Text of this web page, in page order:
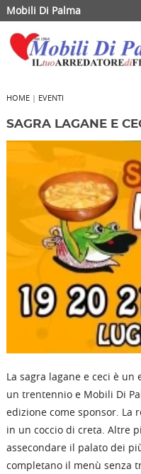
Mobili Di Palma
HOME| EVENTI
SAGRA LAGANE E
La sagra lagane e ceci è
un trentennio e Mobili Di
edizione come sponsor. La
in un coccio di creta. Altre
assecondare il palato dei
completano il menù senza